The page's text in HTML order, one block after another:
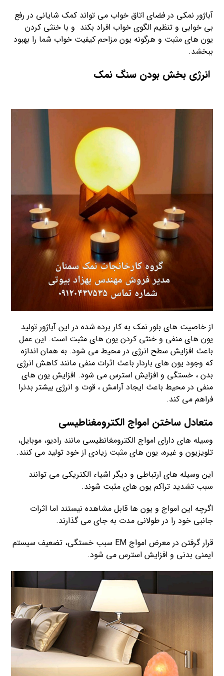
آباژور نمکی در فضای اتاق خواب می تواند کمک شایانی در رفع
بی خوابی و تنظیم الگوی خواب افراد بکند و با خنثی کردن
یون های مثبت و هرگونه یون مزاحم کیفیت خواب شما را بهبود
ببخشد.
انرژی بخش بودن سنگ نمک
از خاصیت های بلور نمک به کار برده شده در این آباژور تولید
یون های منفی و خنثی کردن یون های مثبت است. این عمل
باعث افزایش سطح انرژی در محیط می شود. به همان اندازه
که وجود یون های باردار باعث اثرات منفی مانند کاهش انرژی
بدن ، خستگی و افزایش استرس می شود. افزایش یون های
منفی در محیط باعث ایجاد آرامش ، قوت و انرژی بیشتر بدنرا
فراهم می کند.
متعادل ساختن امواج الکترومغناطیسی
وسیله های دارای امواج الکترومغانطیسی مانند رادیو، موبایل،
تلویزیون و غیره، یون های مثبت زیادی از خود تولید می کنند.
این وسیله های ارتباطی و دیگر اشیاء الکتریکی می توانند
سبب تشدید تراکم یون های مثبت شوند.
اگرچه این امواج و یون ها قابل مشاهده نیستند اما اثرات
جانبی خود را در طولانی مدت به جای می گذارند.
قرار گرفتن در معرض امواج EM سبب خستگی، تضعیف سیستم
ایمنی بدنی و افزایش استرس می شود.